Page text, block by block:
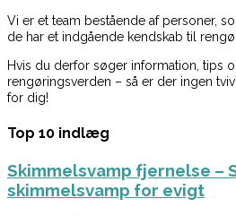
Vi er et team bestående af personer,
de har et indgående kendskab til
Hvis du derfor søger information, tips
rengøringsverden – så er der ingen
for dig!
Top 10 indlæg
Skimmelsvamp fjernelse –
skimmelsvamp for evigt